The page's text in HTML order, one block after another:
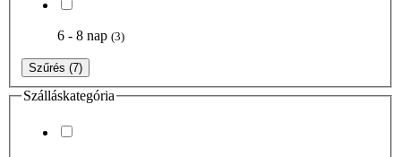
6 - 8 nap (3)
Szűrés (7)
Szálláskategória